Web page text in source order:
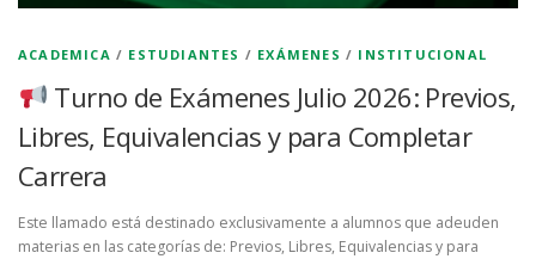
ACADEMICA / ESTUDIANTES / EXÁMENES / INSTITUCIONAL
Turno de Exámenes Julio 2026: Previos,
Libres, Equivalencias y para Completar
Carrera
Este llamado está destinado exclusivamente a alumnos que adeuden
materias en las categorías de: Previos, Libres, Equivalencias y para